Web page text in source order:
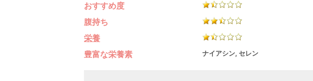
おすすめ度
腹持ち
栄養
豊富な栄養素
ナイアシン, セレン